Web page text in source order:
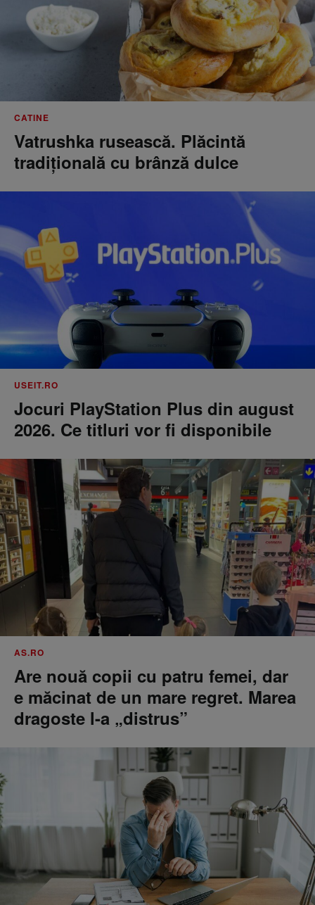
CATINE
Vatrushka rusească. Plăcintă
tradițională cu brânză dulce
USEIT.RO
Jocuri PlayStation Plus din august
2026. Ce titluri vor fi disponibile
AS.RO
Are nouă copii cu patru femei, dar
e măcinat de un mare regret. Marea
dragoste l-a „distrus”